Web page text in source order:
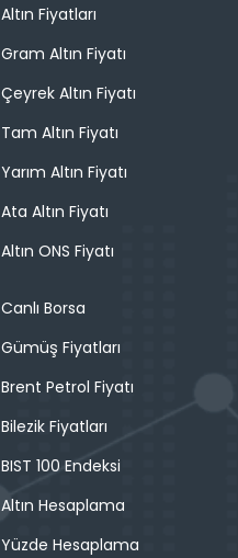
Altın Fiyatları
Gram Altın Fiyatı
Çeyrek Altın Fiyatı
Tam Altın Fiyatı
Yarım Altın Fiyatı
Ata Altın Fiyatı
Altın ONS Fiyatı
Canlı Borsa
Gümüş Fiyatları
Brent Petrol Fiyatı
Bilezik Fiyatları
BIST 100 Endeksi
Altın Hesaplama
Yüzde Hesaplama